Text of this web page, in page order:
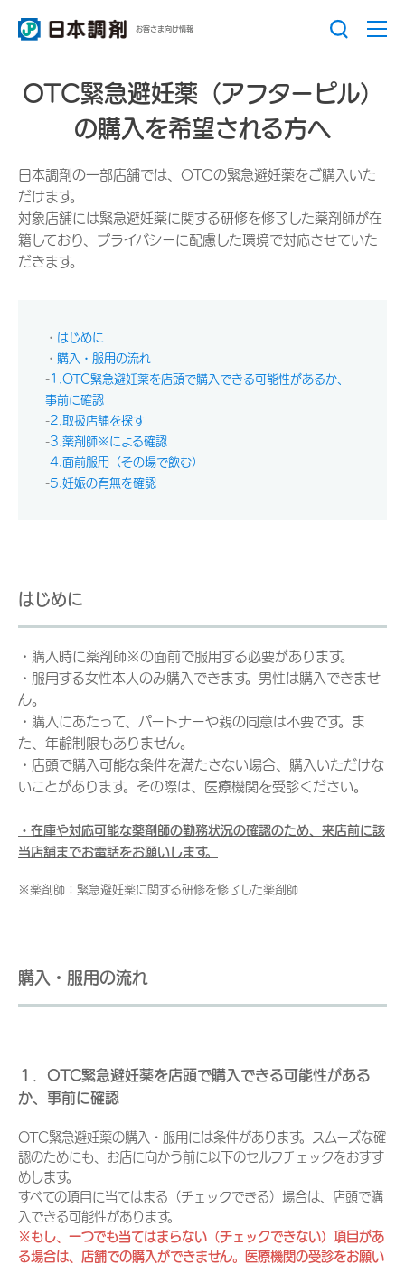
お客さま向け情報
OTC緊急避妊薬（アフターピル）
の購入を希望される方へ
日本調剤の一部店舗では、OTCの緊急避妊薬をご購入いた
だけます。
対象店舗には緊急避妊薬に関する研修を修了した薬剤師が在
籍しており、プライバシーに配慮した環境で対応させていた
だきます。
・ はじめに
・ 購入・服用の流れ
-1.OTC緊急避妊薬を店頭で購入できる可能性があるか、
事前に確認
-2.取扱店舗を探す
-3.薬剤師※による確認
-4.面前服用（その場で飲む）
-5.妊娠の有無を確認
はじめに
・購入時に薬剤師※の面前で服用する必要があります。
・服用する女性本人のみ購入できます。男性は購入できませ
ん。
・購入にあたって、パートナーや親の同意は不要です。ま
た、年齢制限もありません。
・店頭で購入可能な条件を満たさない場合、購入いただけな
いことがあります。その際は、医療機関を受診ください。
・在庫や対応可能な薬剤師の勤務状況の確認のため、来店前に該
当店舗までお電話をお願いします。
※薬剤師：緊急避妊薬に関する研修を修了した薬剤師
購入・服用の流れ
１．OTC緊急避妊薬を店頭で購入できる可能性がある
か、事前に確認
OTC緊急避妊薬の購入・服用には条件があります。スムーズな確
認のためにも、お店に向かう前に以下のセルフチェックをおすす
めします。
すべての項目に当てはまる（チェックできる）場合は、店頭で購
入できる可能性があります。
※もし、一つでも当てはまらない（チェックできない）項目があ
る場合は、店舗での購入ができません。医療機関の受診をお願い